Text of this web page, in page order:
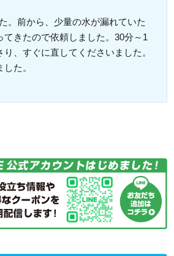
。前から、少量の水が漏れていた
てきたので依頼しました。30分～1
、すぐに直してくださいました。
た。